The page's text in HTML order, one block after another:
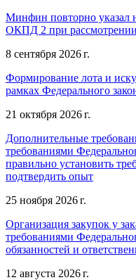
Минфин повторно указал
ОКПД 2 при рассмотрении
8 сентября 2026 г.
Формирование лота и
рамках Федерального
21 октября 2026 г.
Дополнительные
требованиями
правильно установить
подтвердить опыт
25 ноября 2026 г.
Организация закупок у
требованиями
обязанностей и
12 августа 2026 г.